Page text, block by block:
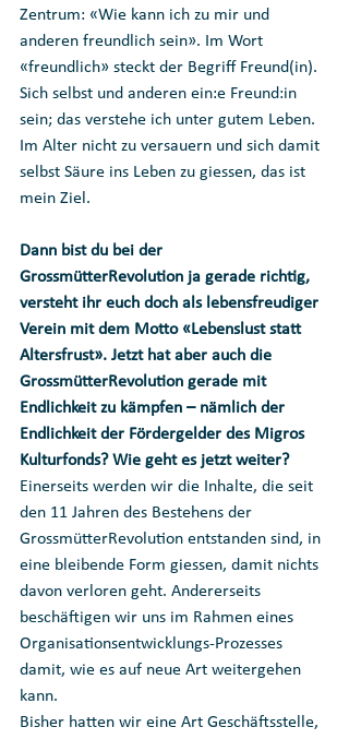
Zentrum: «Wie kann ich zu mir und
anderen freundlich sein». Im Wort
«freundlich» steckt der Begriff Freund(in).
Sich selbst und anderen ein:e Freund:in
sein; das verstehe ich unter gutem Leben.
Im Alter nicht zu versauern und sich damit
selbst Säure ins Leben zu giessen, das ist
mein Ziel.
Dann bist du bei der
GrossmütterRevolution ja gerade richtig,
versteht ihr euch doch als lebensfreudiger
Verein mit dem Motto «Lebenslust statt
Altersfrust». Jetzt hat aber auch die
GrossmütterRevolution gerade mit
Endlichkeit zu kämpfen – nämlich der
Endlichkeit der Fördergelder des Migros
Kulturfonds? Wie geht es jetzt weiter?
Einerseits werden wir die Inhalte, die seit
den 11 Jahren des Bestehens der
GrossmütterRevolution entstanden sind, in
eine bleibende Form giessen, damit nichts
davon verloren geht. Andererseits
beschäftigen wir uns im Rahmen eines
Organisationsentwicklungs-Prozesses
damit, wie es auf neue Art weitergehen
kann.
Bisher hatten wir eine Art Geschäftsstelle,